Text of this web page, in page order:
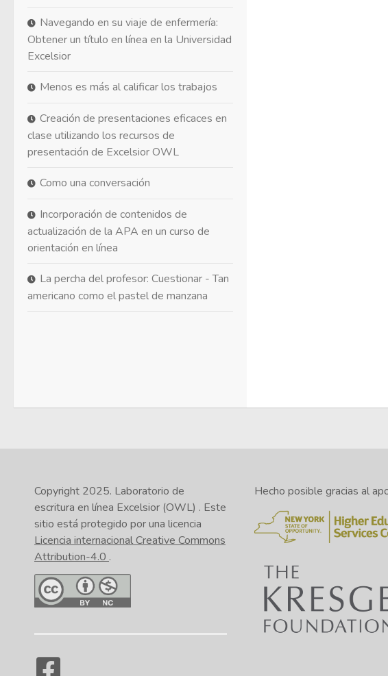
Navegando en su viaje de enfermería:
Obtener un título en línea en la Universidad
Excelsior
Menos es más al calificar los trabajos
Creación de presentaciones eficaces en
clase utilizando los recursos de
presentación de Excelsior OWL
Como una conversación
Incorporación de contenidos de
actualización de la APA en un curso de
orientación en línea
La percha del profesor: Cuestionar - Tan
americano como el pastel de manzana
Copyright 2025. Laboratorio de
escritura en línea Excelsior (OWL) . Este
sitio está protegido por una licencia
Licencia internacional Creative Commons
Attribution-4.0 .
Hecho posible gracias al